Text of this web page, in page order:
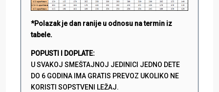
*Polazak je dan ranije u odnosu na termin iz
tabele.
POPUSTI I DOPLATE:
U SVAKOJ SMEŠTAJNOJ JEDINICI JEDNO DETE
DO 6 GODINA IMA GRATIS PREVOZ UKOLIKO NE
KORISTI SOPSTVENI LEŽAJ.